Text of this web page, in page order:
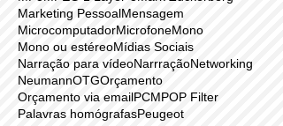
JosephsonLautenLeituraLer
Locutor Flávio KranicLíngua portuguesa
MP3MPEG 1 Layer-3Mark Zuckerberg
Marketing PessoalMensagem
MicrocomputadorMicrofone Mono
Mono ou estéreoMídias Sociais
Narração para vídeoNarrração